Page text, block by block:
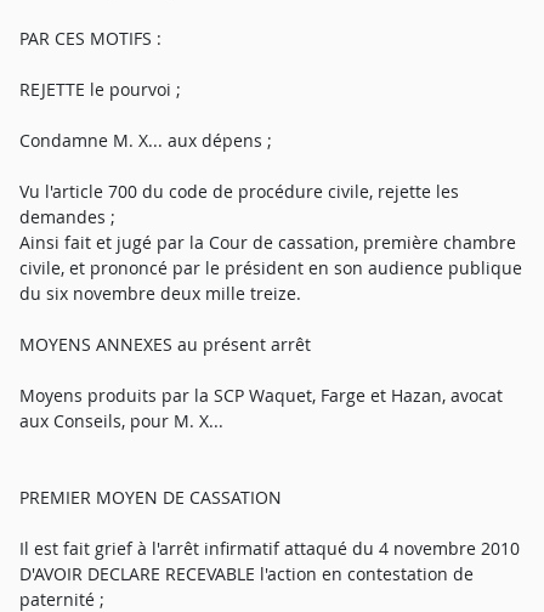
PAR CES MOTIFS :
REJETTE le pourvoi ;
Condamne M. X... aux dépens ;
Vu l'article 700 du code de procédure civile, rejette les
demandes ;
Ainsi fait et jugé par la Cour de cassation, première chambre
civile, et prononcé par le président en son audience publique
du six novembre deux mille treize.
MOYENS ANNEXES au présent arrêt
Moyens produits par la SCP Waquet, Farge et Hazan, avocat
aux Conseils, pour M. X...
PREMIER MOYEN DE CASSATION
Il est fait grief à l'arrêt infirmatif attaqué du 4 novembre 2010
D'AVOIR DECLARE RECEVABLE l'action en contestation de
paternité ;